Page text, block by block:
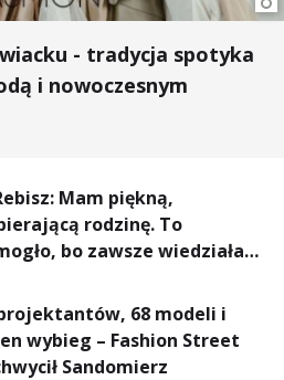
- tradycja spotyka
i nowoczesnym
Mam piękną,
rodzinę. To
bo zawsze wiedziałam,
68 modeli i
wybieg – Fashion Street
Sandomierz